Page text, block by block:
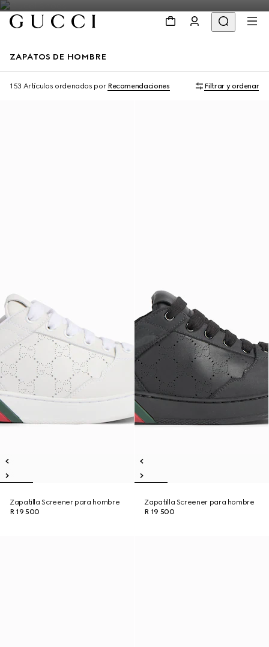
ZAPATOS DE HOMBRE
153 Artículos ordenados por Recomendaciones Filtrar y ordenar
Zapatilla Screener para hombre
R 19 500
Zapatilla Screener para hombre
R 19 500